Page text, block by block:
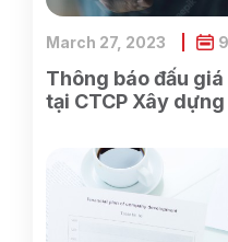
Thông báo đấu
tại CTCP Xây
March 27, 2023